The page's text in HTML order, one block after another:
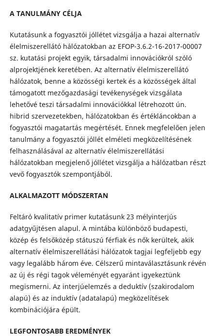
A TANULMÁNY CÉLJA
Kutatásunk a fogyasztói jóllétet vizsgálja a hazai alternatív
élelmiszerellátó hálózatokban az EFOP-3.6.2-16-2017-00007
sz. kutatási projekt egyik, társadalmi innovációkról szóló
alprojektjének keretében. Az alternatív élelmiszerellátó
hálózatok, benne a közösségi kertek és a közösségek által
támogatott mezőgazdasági tevékenységek vizsgálata
lehetővé teszi társadalmi innovációkkal létrehozott ún.
hibrid szervezetekben, hálózatokban és értékláncokban a
fogyasztói magatartás megértését. Ennek megfelelően jelen
tanulmány a fogyasztói jóllét elméleti megközelítésének
felhasználásával az alternatív élelmiszerellátási
hálózatokban megjelenő jóllétet vizsgálja a hálózatban részt
vevő fogyasztók szempontjából.
ALKALMAZOTT MÓDSZERTAN
Feltáró kvalitatív primer kutatásunk 23 mélyinterjús
adatgyűjtésen alapul. A mintába különböző budapesti,
közép és felsőközép státuszú férfiak és nők kerültek, akik
alternatív élelmiszerellátási hálózatok tagjai legfeljebb egy
vagy legalább három éve. Célszerű mintaválasztásunk révén
az új és régi tagok véleményét egyaránt igyekeztünk
megismerni. Az interjúelemzés a deduktív (szakirodalom
alapú) és az induktív (adatalapú) megközelítések
kombinációjára épült.
LEGFONTOSABB EREDMÉNYEK